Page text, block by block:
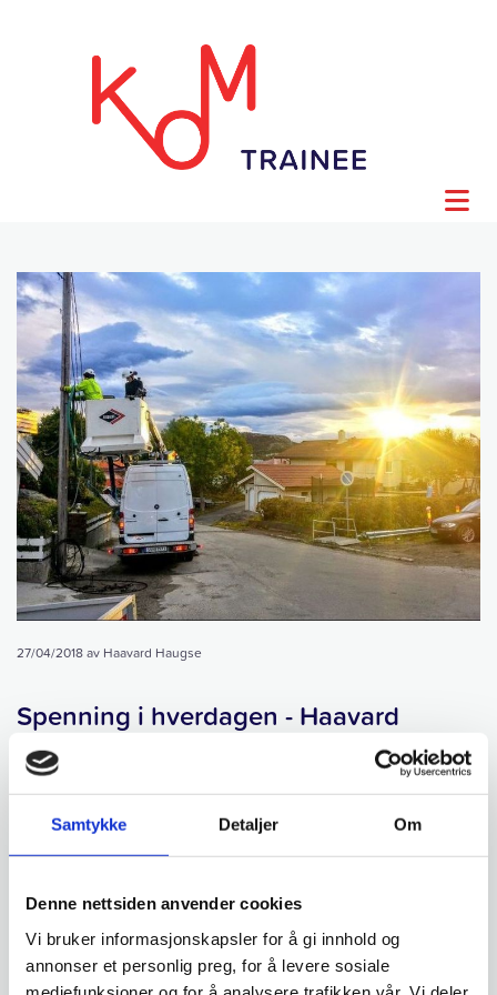
Samtykke Detaljer Om
Denne nettsiden anvender cookies
Vi bruker informasjonskapsler for å gi innhold og
annonser et personlig preg, for å levere sosiale
27/04/2018av Haavard Haugse
Spenning i hverdagen - Haavard
forteller fra NEAS
vakre skiturer i bynære fjell. En hverdag i NEAS og Kristiansund
byr på mye godt!
En tid for nyttårsforsetter, årstall som skrives feil, fulle treningssentre og
tomme lommebøker etter en heidundranes julefeiring; nyåret har alt. For
denne traineens vedkommende har starten på 2017 2018 kunnet by på
elleville skiturer, obligatorisk fall på isen i Kristiansund, og nye spennende